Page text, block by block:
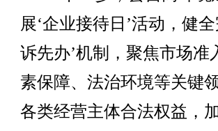
展‘企业接待日’活动，健
诉先办’机制，聚焦市场准
素保障、法治环境等关键
各类经营主体合法权益，